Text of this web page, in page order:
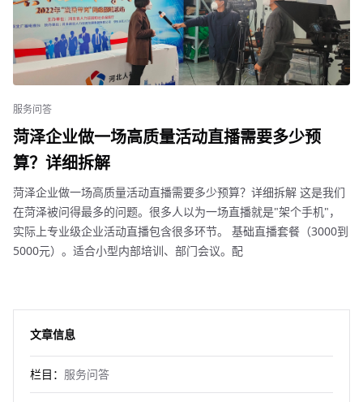
服务问答
菏泽企业做一场高质量活动直播需要多少预
算？详细拆解
菏泽企业做一场高质量活动直播需要多少预算？详细拆解 这是我们
在菏泽被问得最多的问题。很多人以为一场直播就是"架个手机"，
实际上专业级企业活动直播包含很多环节。 基础直播套餐（3000到
5000元）。适合小型内部培训、部门会议。配
文章信息
栏目： 服务问答